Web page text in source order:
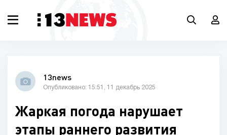
13news
Опубликовано: 15:51, 11 декабрь 2025
Жаркая погода нарушает
этапы раннего развития